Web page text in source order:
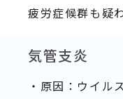
疲労症候群も疑
気管支炎
・原因：ウイル